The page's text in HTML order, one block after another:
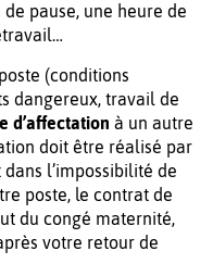
pause, une heure de
(conditions
dangereux, travail de
d’affectation à un autre
doit être réalisé par
l’impossibilité de
poste, le contrat de
du congé maternité,
votre retour de